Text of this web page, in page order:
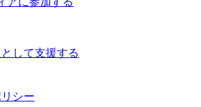
して支援する
シー